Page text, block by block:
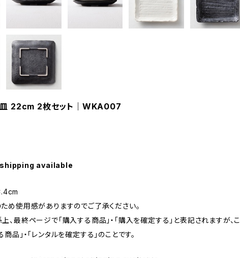
皿 22cm 2枚セット｜WKA007
available
め使用感がありますのでご了承ください。
、最終ページで「購入する商品」・「購入を確定する」と表記されますが、こ
品」・「レンタルを確定する」のことです。